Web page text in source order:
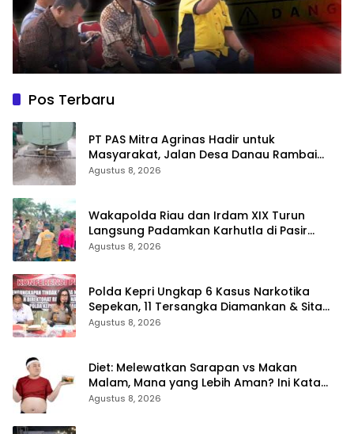
Pos Terbaru
‎PT PAS Mitra Agrinas Hadir untuk
Masyarakat, Jalan Desa Danau Rambai
Dirawat dan Disiram
Agustus 8, 2026
Wakapolda Riau dan Irdam XIX Turun
Langsung Padamkan Karhutla di Pasir
Limau Kapas Rohil
Agustus 8, 2026
Polda Kepri Ungkap 6 Kasus Narkotika
Sepekan, 11 Tersangka Diamankan & Sita
402 Gram Sabu
Agustus 8, 2026
Diet: Melewatkan Sarapan vs Makan
Malam, Mana yang Lebih Aman? Ini Kata
Dokter
Agustus 8, 2026